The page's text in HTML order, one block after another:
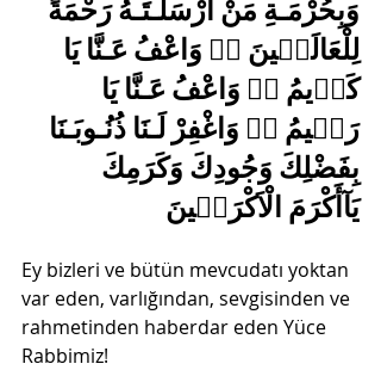
وَبِحُرْمَـةِ مَنْ أَرْسَلْـتَـهُ رَحْمَةً
لِلْعَالَم۪ينَ ﴿﴾ وَاعْفُ عَـنَّا يَا
كَر۪يمُ ﴿﴾ وَاعْفُ عَـنَّا يَا
رَح۪يمُ ﴿﴾ وَاغْفِرْ لَـنَا ذُنُـوبَـنَا
بِفَضْلِكَ وَجُودِكَ وَكَرَمِكَ
يَآأَكْرَمَ الْاَكْرَم۪ينَ
Ey bizleri ve bütün mevcudatı yoktan
var eden, varlığından, sevgisinden ve
rahmetinden haberdar eden Yüce
Rabbimiz!